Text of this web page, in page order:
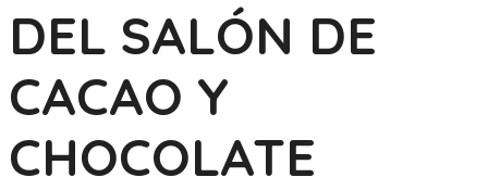
DEL SALÓN DE
CACAO Y
CHOCOLATE